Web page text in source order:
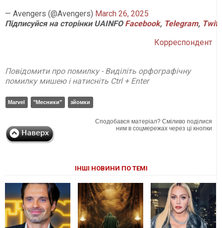
— Avengers (@Avengers) March 26, 2025
ПідписуйсянасторінкиUAINFO Facebook, Telegram,
Корреспондент
Повідомити про помилку - Виділіть орфографічну
помилку мишею і натисніть Ctrl + Enter
Marvel "Месники" зйомки
Сподобався матеріал? Сміливо поділися
ним в соцмережах через ці кнопки
ІНШІ НОВИНИ ПО ТЕМІ